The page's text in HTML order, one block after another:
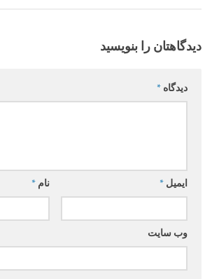
دیدگاهتان را بنویسید
دیدگاه *
نام * ایمیل *
وب‌ سایت